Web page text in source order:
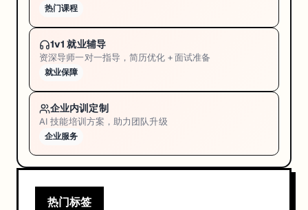
热门课程
1v1 就业辅导
资深导师一对一指导，简历优化 + 面试准备
就业保障
企业内训定制
AI 技能培训方案，助力团队升级
企业服务
热门标签